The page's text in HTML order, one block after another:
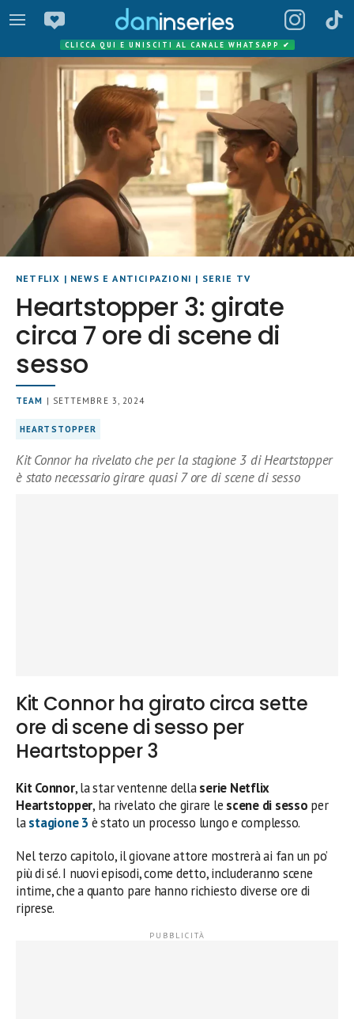
CLICCA QUI E UNISCITI AL CANALE WHATSAPP ✔
NETFLIX | NEWS E ANTICIPAZIONI | SERIE TV
Heartstopper 3: girate
circa 7 ore di scene di
sesso
TEAM | SETTEMBRE 3, 2024
HEARTSTOPPER
Kit Connor ha rivelato che per la stagione 3 di Heartstopper
è stato necessario girare quasi 7 ore di scene di sesso
Kit Connor ha girato circa sette
ore di scene di sesso per
Heartstopper 3
Kit Connor, la star ventenne dellaserie Netflix
Heartstopper, ha rivelato che girare le scene di sesso per
lastagione 3 è stato un processo lungo e complesso.
Nel terzo capitolo, il giovane attore mostrerà ai fan un po’
più di sé. I nuovi episodi, come detto, includeranno scene
intime, che a quanto pare hanno richiesto diverse ore di
riprese.